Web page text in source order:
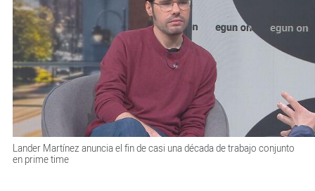
Lander Martínez anuncia el fin de casi una década de trabajo conjunto
en prime time